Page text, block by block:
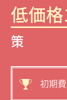
低価
策
初期